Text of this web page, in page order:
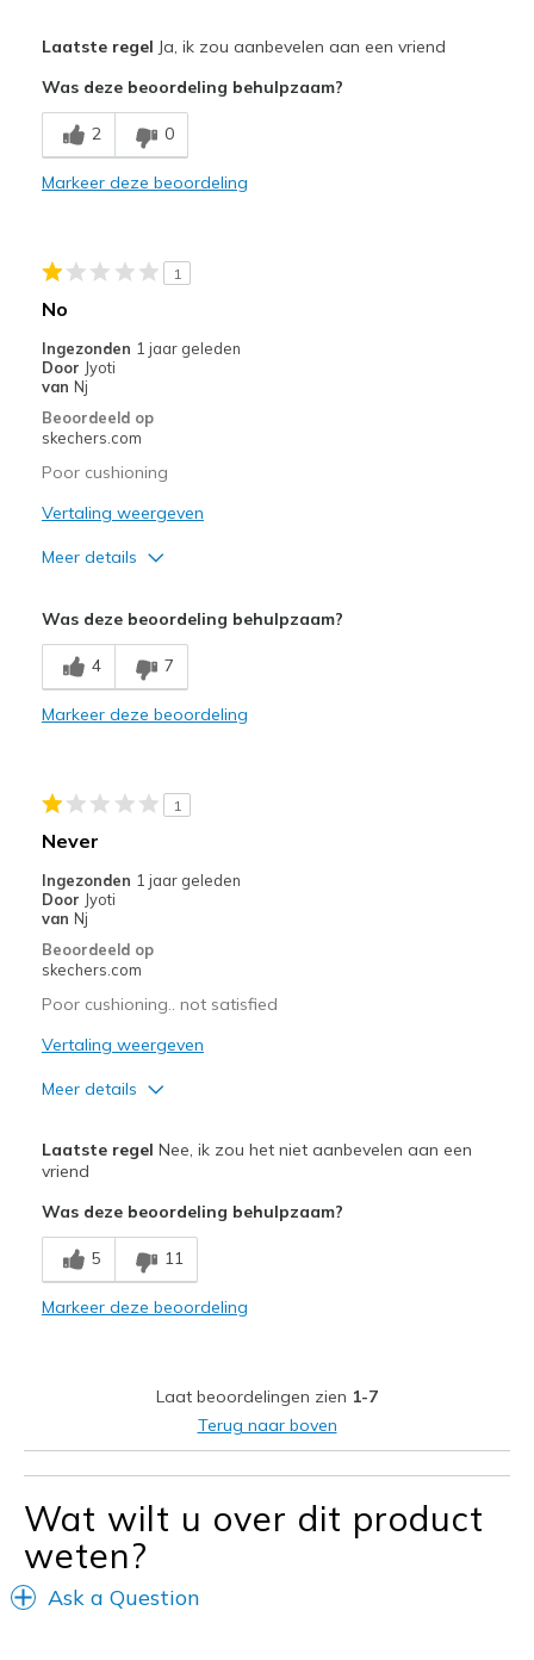
Breathe Well
Comfortable
Minpunten
Beste toepassingen
Walking the greenway
Width
Sizing
Laatste regel Ja, ik zou aanbevelen aan een vriend
Was deze beoordeling behulpzaam?
2 0
Markeer deze beoordeling
1
No
Ingezonden 1 jaar geleden
Door Jyoti
van Nj
Beoordeeld op
skechers.com
Poor cushioning
Vertaling weergeven
Meer details
Was deze beoordeling behulpzaam?
4 7
Markeer deze beoordeling
1
Never
Ingezonden 1 jaar geleden
Door Jyoti
van Nj
Beoordeeld op
skechers.com
Poor cushioning.. not satisfied
Vertaling weergeven
Meer details
Poor Cushioning
Laatste regel Nee, ik zou het niet aanbevelen aan een
vriend
Was deze beoordeling behulpzaam?
5 11
Markeer deze beoordeling
Laat beoordelingen zien 1-7
Terug naar boven
Wat wilt u over dit product
weten?
Ask a Question